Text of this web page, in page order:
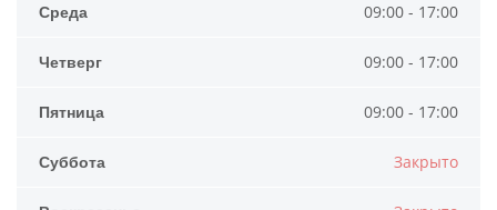
Среда 09:00 - 17:00
Четверг 09:00 - 17:00
Пятница 09:00 - 17:00
Суббота Закрыто